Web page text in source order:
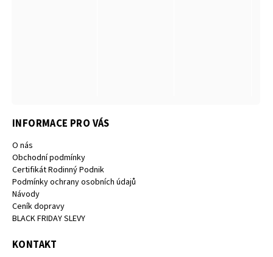
INFORMACE PRO VÁS
O nás
Obchodní podmínky
Certifikát Rodinný Podnik
Podmínky ochrany osobních údajů
Návody
Ceník dopravy
BLACK FRIDAY SLEVY
KONTAKT